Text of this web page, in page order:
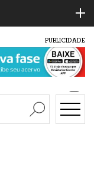
PUBLICIDADE